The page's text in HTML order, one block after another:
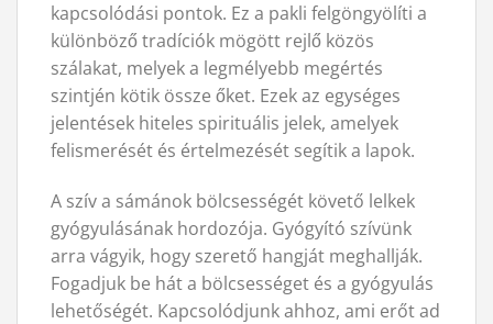
kapcsolódási pontok. Ez a pakli felgöngyölíti a
különböző tradíciók mögött rejlő közös
szálakat, melyek a legmélyebb megértés
szintjén kötik össze őket. Ezek az egységes
jelentések hiteles spirituális jelek, amelyek
felismerését és értelmezését segítik a lapok.
A szív a sámánok bölcsességét követő lelkek
gyógyulásának hordozója. Gyógyító szívünk
arra vágyik, hogy szerető hangját meghallják.
Fogadjuk be hát a bölcsességet és a gyógyulás
lehetőségét. Kapcsolódjunk ahhoz, ami erőt ad